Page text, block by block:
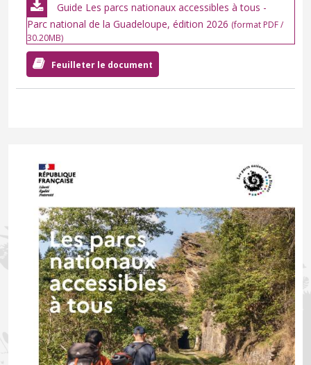
Guide Les parcs nationaux accessibles à tous -
Parc national de la Guadeloupe, édition 2026 (format PDF /
30.20MB)
Feuilleter le document